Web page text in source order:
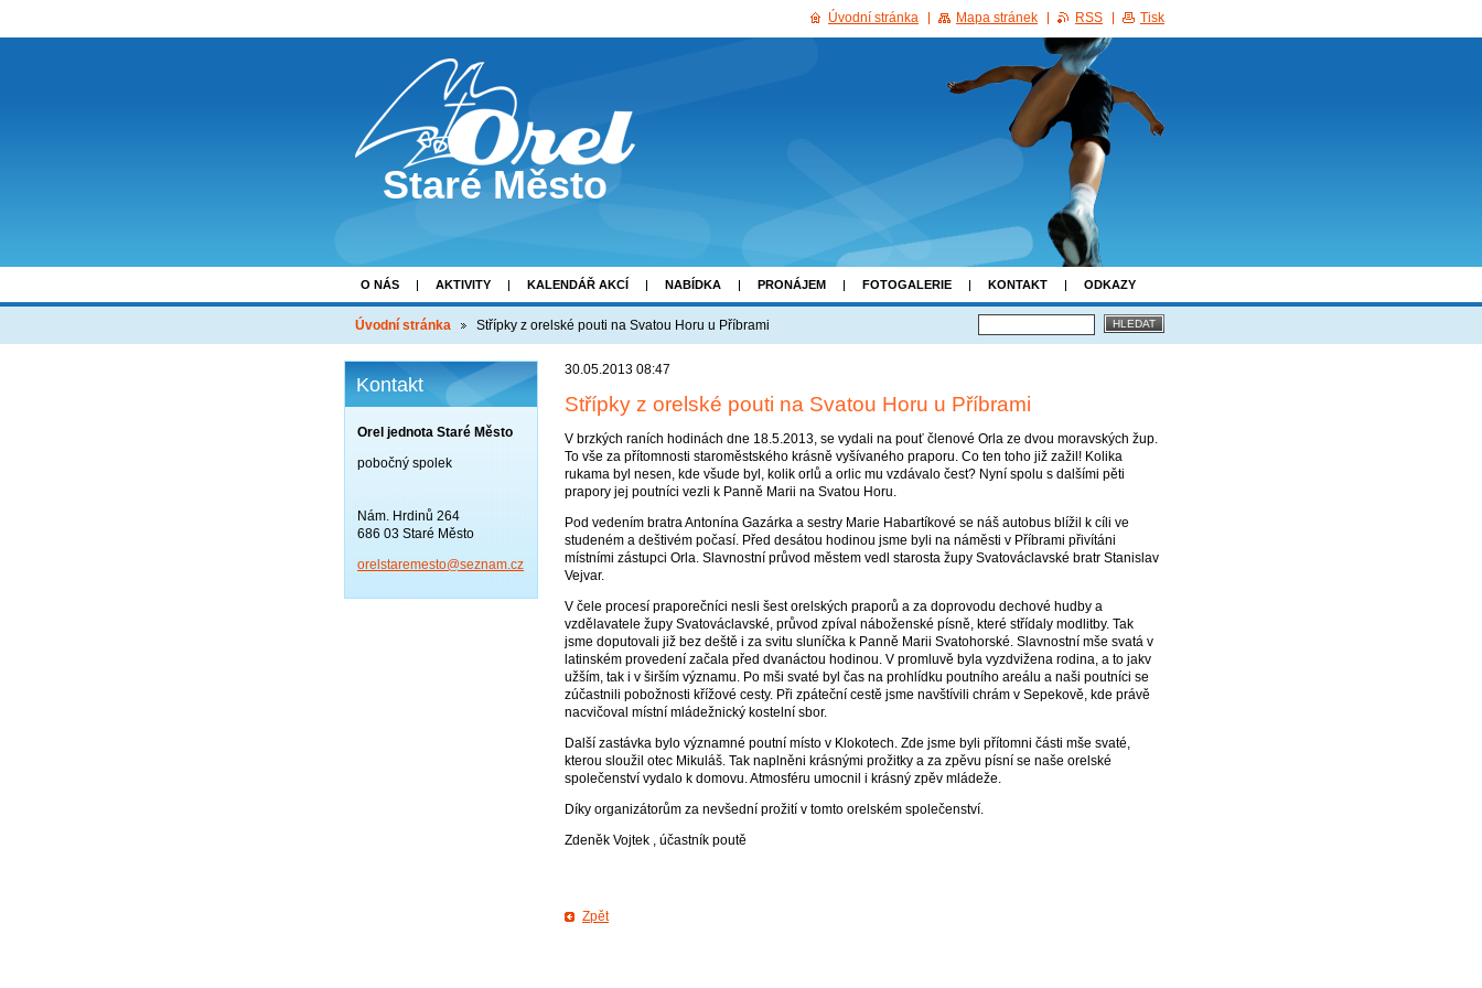
Staré Město
O NÁS AKTIVITY KALENDÁŘ AKCÍ NABÍDKA PRONÁJEM FOTOGALERIE KONTAKT ODKAZY
Úvodní stránka Střípky z orelské pouti na Svatou Horu u Příbrami
30.05.2013 08:47
Střípky z orelské pouti na Svatou Horu u Příbrami
V brzkých raních hodinách dne 18.5.2013, se vydali na pouť členové Orla ze dvou moravských žup.
To vše za přítomnosti staroměstského krásně vyšívaného praporu. Co ten toho již zažil! Kolika
rukama byl nesen, kde všude byl, kolik orlů a orlic mu vzdávalo čest? Nyní spolu s dalšími pěti
prapory jej poutníci vezli k Panně Marii na Svatou Horu.
Pod vedením bratra Antonína Gazárka a sestry Marie Habartíkové se náš autobus blížil k cíli ve
studeném a deštivém počasí. Před desátou hodinou jsme byli na náměsti v Příbrami přivítáni
místními zástupci Orla. Slavnostní průvod městem vedl starosta župy Svatováclavské bratr Stanislav
Vejvar.
V čele procesí praporečníci nesli šest orelských praporů a za doprovodu dechové hudby a
vzdělavatele župy Svatováclavské, průvod zpíval náboženské písně, které střídaly modlitby. Tak
jsme doputovali již bez deště i za svitu sluníčka k Panně Marii Svatohorské. Slavnostní mše svatá v
latinském provedení začala před dvanáctou hodinou. V promluvě byla vyzdvižena rodina, a to jakv
užším, tak i v širším významu. Po mši svaté byl čas na prohlídku poutního areálu a naši poutníci se
zúčastnili pobožnosti křížové cesty. Při zpáteční cestě jsme navštívili chrám v Sepekově, kde právě
nacvičoval místní mládežnický kostelní sbor.
Další zastávka bylo významné poutní místo v Klokotech. Zde jsme byli přítomni části mše svaté,
kterou sloužil otec Mikuláš. Tak naplněni krásnými prožitky a za zpěvu písní se naše orelské
společenství vydalo k domovu. Atmosféru umocnil i krásný zpěv mládeže.
Díky organizátorům za nevšední prožití v tomto orelském společenství.
Zdeněk Vojtek , účastník poutě
Zpět
Kontakt
Orel jednota Staré Město
pobočný spolek
Nám. Hrdinů 264
686 03 Staré Město
orelstaremesto@seznam.cz
Úvodní stránka Mapa stránek RSS Tisk